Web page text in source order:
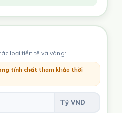
loại tiền tệ và vàng:
tính chất tham khảo thời